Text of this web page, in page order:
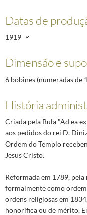
Datas de
1919
Dimensão e
6 bobines (numeradas de
História
Criada pela Bula "Ad ea
aos pedidos do rei D.
Ordem do Templo
Jesus Cristo.
Reformada em 1789,
formalmente como
ordens religiosas em
honorífica ou de mérito.